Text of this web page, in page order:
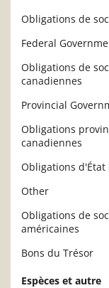
Obligations de
Federal
Obligations de
canadiennes
Provincial
Obligations
canadiennes
Obligations d'État
Other
Obligations de
américaines
Bons du Trésor
Espèces et autre